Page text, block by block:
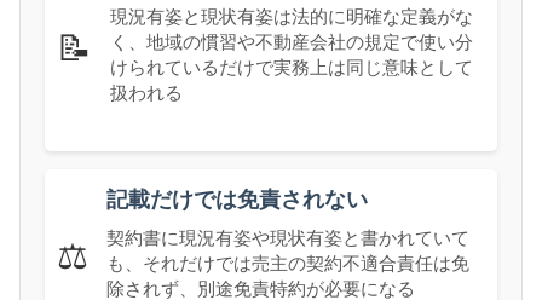
📝
現況有姿と現状有姿は法的に明確な定義がな
く、地域の慣習や不動産会社の規定で使い分
けられているだけで実務上は同じ意味として
扱われる
⚖️
記載だけでは免責されない
契約書に現況有姿や現状有姿と書かれていて
も、それだけでは売主の契約不適合責任は免
除されず、別途免責特約が必要になる